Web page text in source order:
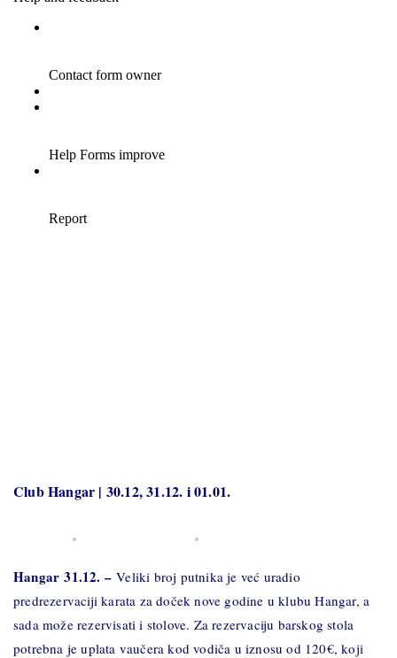
Club Hangar | 30.12, 31.12. i 01.01.
Hangar31.12. –Veliki broj putnika je već uradio
predrezervaciji karata za doček nove godine u klubu Hangar, a
sada može rezervisati i stolove. Za rezervaciju barskog stola
potrebna je uplata vaučera kod vodiča u iznosu od 120€, koji